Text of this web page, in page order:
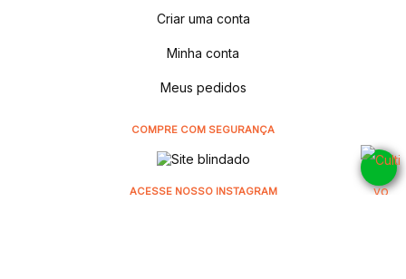
Criar uma conta
Minha conta
Meus pedidos
COMPRE COM SEGURANÇA
ACESSE NOSSO INSTAGRAM